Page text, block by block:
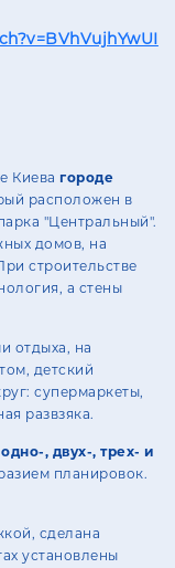
Киевагороде
расположен в
"Центральный".
домов, на
строительстве
а стены
отдыха, на
детский
супермаркеты,
развзяка.
одно-, двух-, трех- и
планировок.
сделана
установлены